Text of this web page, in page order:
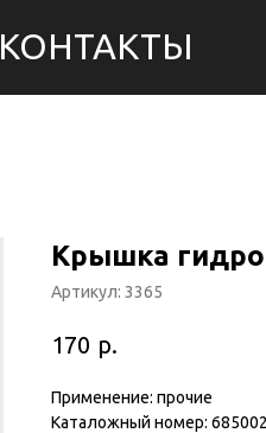
КОНТАКТЫ
Крышка
Артикул: 3365
170 р.
Применение: прочие
Каталожный номер: